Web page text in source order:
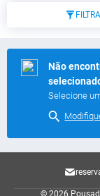
Não
Selecione
© 2026